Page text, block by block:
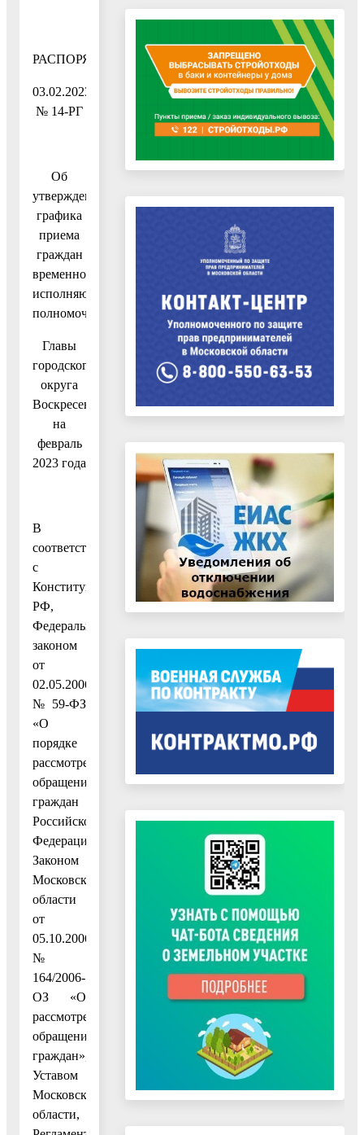
РАСПОРЯЖЕНИЕ
03.02.2023
№ 14-РГ
Об
утверждении
графика
приема
граждан
временно
исполняющим
полномочия
Главы
городского
округа
Воскресенск
на
февраль
2023 года
В
соответствии
с
Конституцией
РФ,
Федеральным
законом
от
02.05.2006
№ 59-ФЗ
«О
порядке
рассмотрения
обращений
граждан
Российской
Федерации»,
Законом
Московской
области
от
05.10.2006
№
164/2006-
ОЗ «О
рассмотрении
обращений
граждан»,
Уставом
Московской
области,